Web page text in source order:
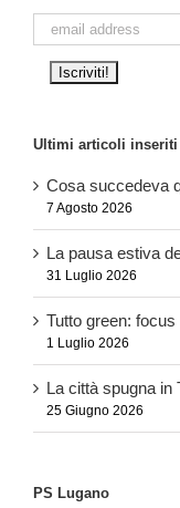
Ultimi articoli inseriti
Cosa succedeva
7 Agosto 2026
La pausa estiva
31 Luglio 2026
Tutto green:
1 Luglio 2026
La città spugna in
25 Giugno 2026
PS Lugano